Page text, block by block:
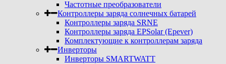
Частотные преобразователи
Контроллеры заряда солнечных батарей
Контроллеры заряда SRNE
Контроллеры заряда EPSolar (Epever)
Комплектующие к контроллерам заряда
Инверторы
Инверторы SMARTWATT